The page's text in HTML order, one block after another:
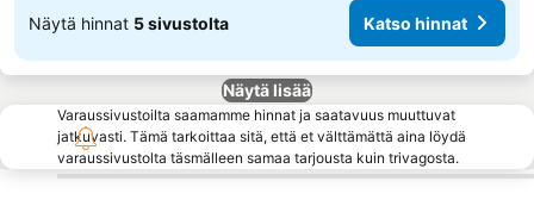
Näytä hinnat 5 sivustolta Katso hinnat
Näytä lisää
Varaussivustoilta saamamme hinnat ja saatavuus muuttuvat
jatkuvasti. Tämä tarkoittaa sitä, että et välttämättä aina löydä
varaussivustolta täsmälleen samaa tarjousta kuin trivagosta.